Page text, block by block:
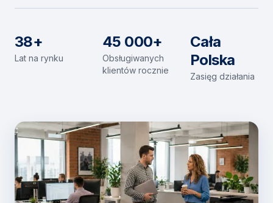
38+
Lat na rynku
45 000+
Obsługiwanych
klientów rocznie
Cała
Polska
Zasięg działania